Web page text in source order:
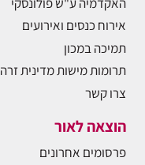
אירוח כנסים ואירועים
תמיכה במכון
תרומות מישות מדינית זרה
צרו קשר
הוצאה לאור
פרסומים אחרונים